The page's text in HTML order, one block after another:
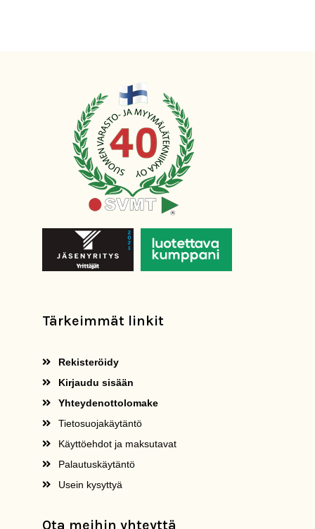
Tärkeimmät linkit
Rekisteröidy
Kirjaudu sisään
Yhteydenottolomake
Tietosuojakäytäntö
Käyttöehdot ja maksutavat
Palautuskäytäntö
Usein kysyttyä
Ota meihin yhteyttä